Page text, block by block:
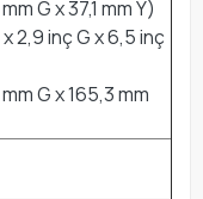
G x 37,1 mm Y)
2,9 inç G x 6,5 inç
G x 165,3 mm